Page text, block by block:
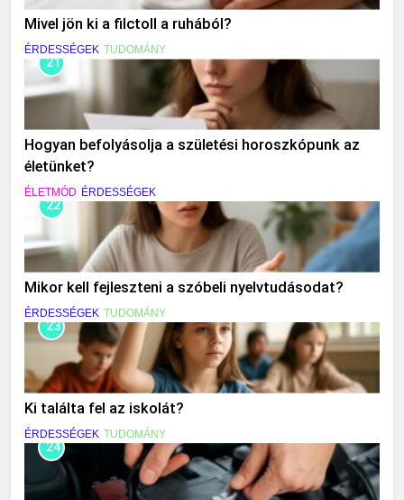
Mivel jön ki a filctoll a ruhából?
ÉRDESSÉGEK TUDOMÁNY
21
Hogyan befolyásolja a születési horoszkópunk az
életünket?
ÉLETMÓD ÉRDESSÉGEK
22
Mikor kell fejleszteni a szóbeli nyelvtudásodat?
ÉRDESSÉGEK TUDOMÁNY
23
Ki találta fel az iskolát?
ÉRDESSÉGEK TUDOMÁNY
24